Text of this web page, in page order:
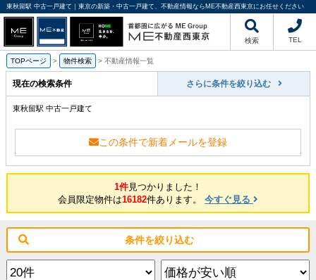
東秋留駅 中古一戸建て｜東京の新築・中古一戸建て、不動産情報ならME不動産西東京にお任せください
検索 TEL
TOPページ > 物件検索 > 不動産情報一覧
現在の検索条件 さらに条件を絞り込む
東秋留駅 中古一戸建て
この条件で新着メールを登録
1件見つかりました！
会員限定物件は16182件あります。 今すぐ見る
条件を絞り込む